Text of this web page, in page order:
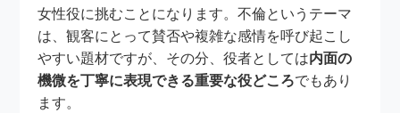
女性役に挑むことになります。不倫というテーマ
は、観客にとって賛否や複雑な感情を呼び起こし
やすい題材ですが、その分、役者としては内面の
機微を丁寧に表現できる重要な役どころでもあり
ます。